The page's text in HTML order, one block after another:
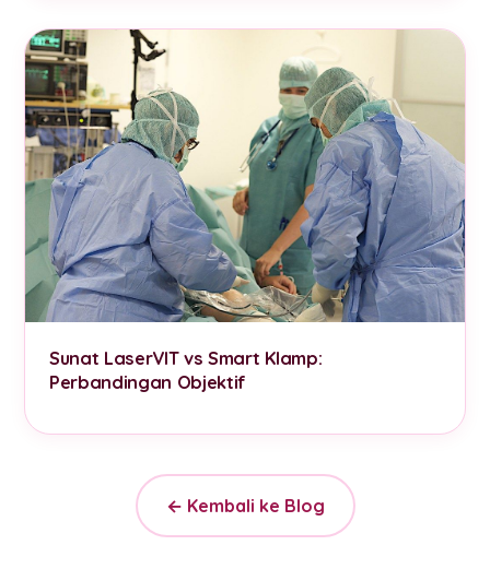
Sunat LaserVIT vs Smart Klamp:
Perbandingan Objektif
← Kembali ke Blog